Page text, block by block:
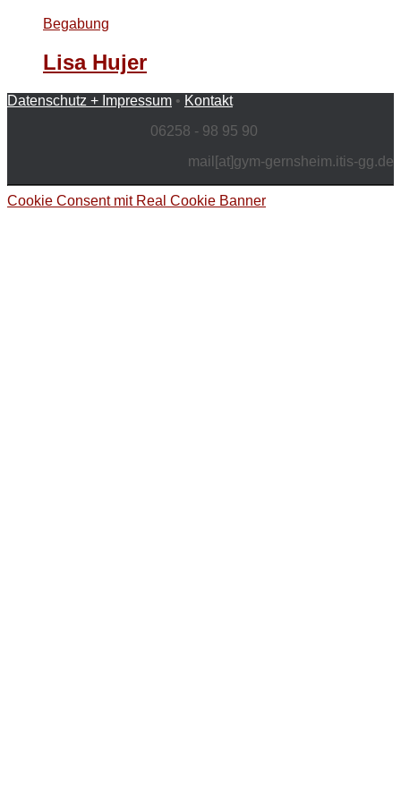
Begabung
Lisa Hujer
Datenschutz + Impressum • Kontakt
06258 - 98 95 90
mail[at]gym-gernsheim.itis-gg.de
Cookie Consent mit Real Cookie Banner